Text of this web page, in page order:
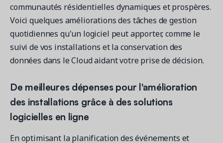
communautés résidentielles dynamiques et prospères.
Voici quelques améliorations des tâches de gestion
quotidiennes qu'un logiciel peut apporter, comme le
suivi de vos installations et la conservation des
données dans le Cloud aidant votre prise de décision.
De meilleures dépenses pour l'amélioration
des installations grâce à des solutions
logicielles en ligne
En optimisant la planification des événements et